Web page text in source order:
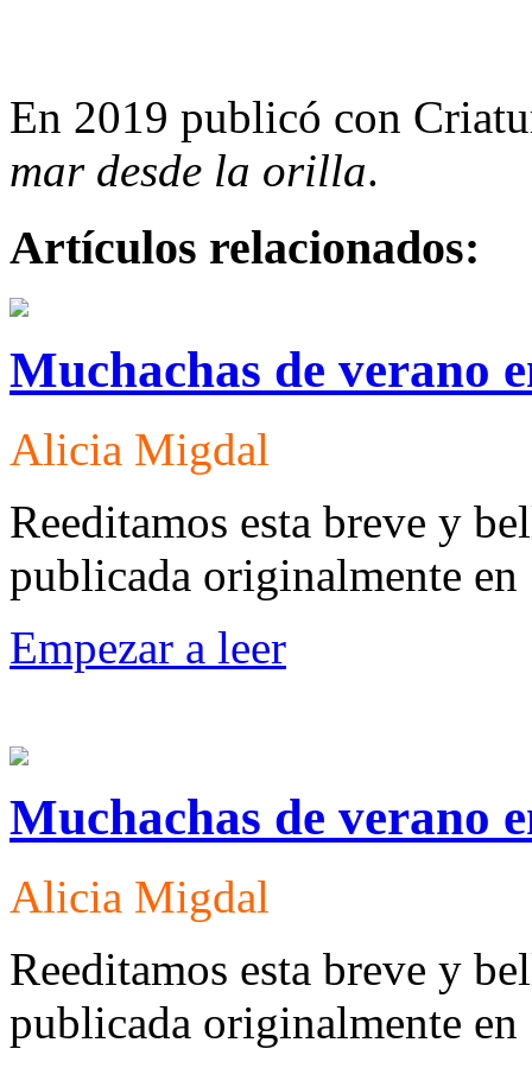
En 2019 publicó con
mar desde la orilla.
Artículos relacionados:
Muchachas de verano
Alicia Migdal
Reeditamos esta breve y
publicada originalmente en
Empezar a leer
Muchachas de verano
Alicia Migdal
Reeditamos esta breve y
publicada originalmente en